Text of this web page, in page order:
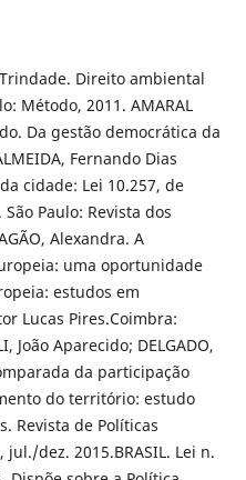
Direito ambiental
Método, 2011. AMARAL
Da gestão democrática da
Fernando Dias
cidade: Lei 10.257, de
Paulo: Revista dos
Alexandra. A
uma oportunidade
estudos em
Lucas Pires.Coimbra:
João Aparecido; DELGADO,
da participação
do território: estudo
Revista de Políticas
dez. 2015.BRASIL. Lei n.